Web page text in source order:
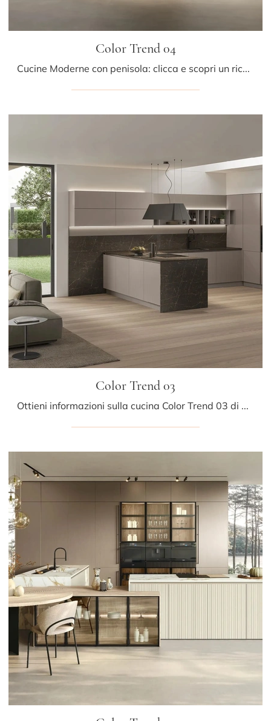
Color Trend 04
Cucine Moderne con penisola: clicca e scopri un ricco catalogo di soluzioni della marca Stosa, tra cui il modello Color Trend 04.
Color Trend 03
Ottieni informazioni sulla cucina Color Trend 03 di Stosa: questa soluzione in laccato opaco sarà la scelta ideale per te!